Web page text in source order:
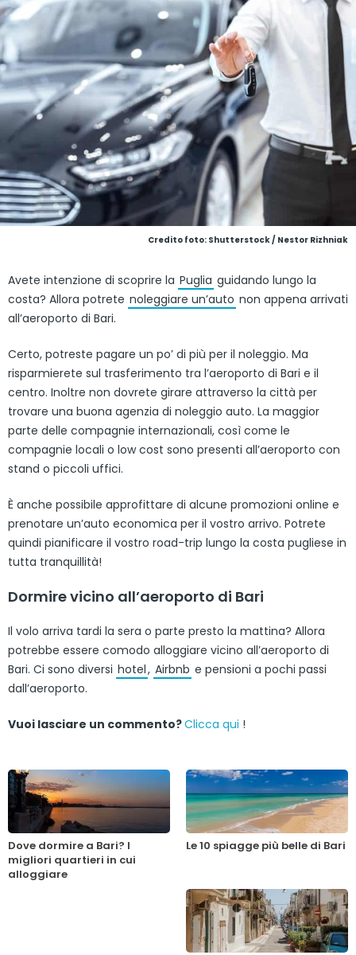
Credito foto: Shutterstock / Nestor Rizhniak
Avete intenzione di scoprire la Puglia guidando lungo la
costa? Allora potrete noleggiare un’auto non appena arrivati
all’aeroporto di Bari.
Certo, potreste pagare un po’ di più per il noleggio. Ma
risparmierete sul trasferimento tra l’aeroporto di Bari e il
centro. Inoltre non dovrete girare attraverso la città per
trovare una buona agenzia di noleggio auto. La maggior
parte delle compagnie internazionali, così come le
compagnie locali o low cost sono presenti all’aeroporto con
stand o piccoli uffici.
È anche possibile approfittare di alcune promozioni online e
prenotare un’auto economica per il vostro arrivo. Potrete
quindi pianificare il vostro road-trip lungo la costa pugliese in
tutta tranquillità!
Dormire vicino all’aeroporto di Bari
Il volo arriva tardi la sera o parte presto la mattina? Allora
potrebbe essere comodo alloggiare vicino all’aeroporto di
Bari. Ci sono diversi hotel, Airbnb e pensioni a pochi passi
dall’aeroporto.
Vuoi lasciare un commento?Clicca qui !
Dove dormire a Bari? I
migliori quartieri in cui
alloggiare
Le 10 spiagge più belle di Bari